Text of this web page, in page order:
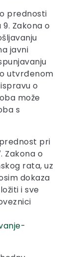
prednosti
Zakona o
javni
utvrđenom
o
može
s
pri
Zakona o
rata, uz
dokaza
i sve